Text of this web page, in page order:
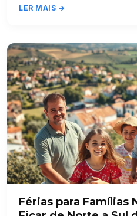
LER MAIS →
Férias para Famílias